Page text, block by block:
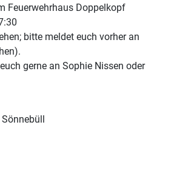
Feuerwehrhaus Doppelkopf
bitte meldet euch vorher an
gerne an Sophie Nissen oder